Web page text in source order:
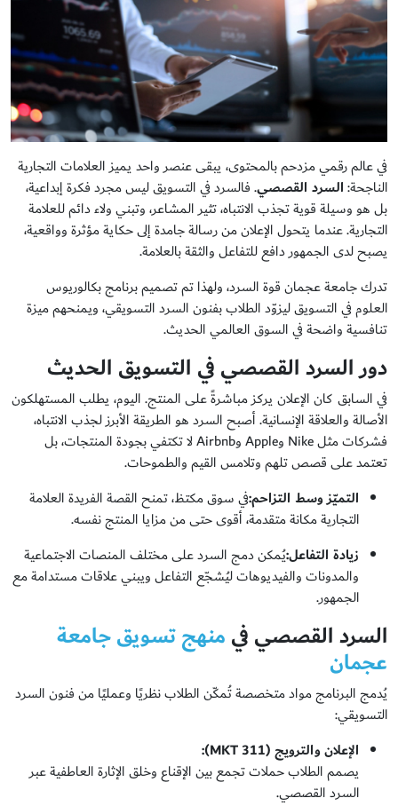
في عالم رقمي مزدحم بالمحتوى، يبقى عنصر واحد يميز العلامات التجارية
الناجحة:السرد القصصي. فالسرد في التسويق ليس مجرد فكرة إبداعية،
بل هو وسيلة قوية تجذب الانتباه، تثير المشاعر، وتبني ولاء دائم للعلامة
التجارية. عندما يتحول الإعلان من رسالة جامدة إلى حكاية مؤثرة وواقعية،
يصبح لدى الجمهور دافع للتفاعل والثقة بالعلامة.
تدرك جامعة عجمان قوة السرد، ولهذا تم تصميم برنامج بكالوريوس
العلوم في التسويق ليزوّد الطلاب بفنون السرد التسويقي، ويمنحهم ميزة
تنافسية واضحة في السوق العالمي الحديث.
دور السرد القصصي في التسويق الحديث
في السابق كان الإعلان يركز مباشرةً على المنتج. اليوم، يطلب المستهلكون
الأصالة والعلاقة الإنسانية. أصبح السرد هو الطريقة الأبرز لجذب الانتباه،
فشركات مثل Nike وApple وAirbnb لا تكتفي بجودة المنتجات، بل
تعتمد على قصص تلهم وتلامس القيم والطموحات.
التميّز وسط التزاحم:في سوق مكتظ، تمنح القصة الفريدة العلامة
التجارية مكانة متقدمة، أقوى حتى من مزايا المنتج نفسه.
زيادة التفاعل:يُمكن دمج السرد على مختلف المنصات الاجتماعية
والمدونات والفيديوهات ليُشجّع التفاعل ويبني علاقات مستدامة مع
الجمهور.
السرد القصصي فيمنهج تسويق جامعة
عجمان
يُدمج البرنامج مواد متخصصة تُمكّن الطلاب نظريًا وعمليًا من فنون السرد
التسويقي:
الإعلان والترويج(MKT 311):
يصمم الطلاب حملات تجمع بين الإقناع وخلق الإثارة العاطفية عبر
السرد القصصي.